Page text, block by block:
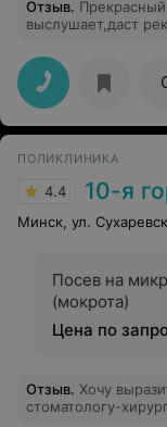
Отзыв.
выслушает,даст
отзывчивость и
ПОЛИКЛИНИКА
4.4 10-я
Минск, ул.
Посев на
(мокрота)
Цена по
Отзыв. Хочу
стоматологу-